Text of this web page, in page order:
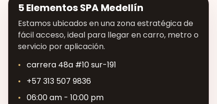
5 Elementos SPA Medellín
Estamos ubicados en una zona estratégica de
fácil acceso, ideal para llegar en carro, metro o
servicio por aplicación.
carrera 48a #10 sur-191
+57 313 507 9836
06:00 am - 10:00 pm